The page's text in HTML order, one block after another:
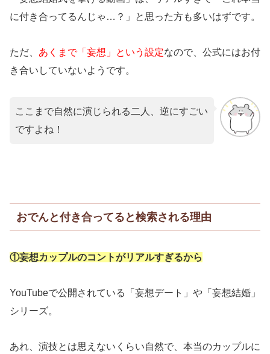
に付き合ってるんじゃ…？」と思った方も多いはずです。
ただ、 あくまで「妄想」という設定なので、公式にはお付
き合いしていないようです。
ここまで自然に演じられる二人、逆にすごい
ですよね！
おでんと付き合ってると検索される理由
①妄想カップルのコントがリアルすぎるから
YouTubeで公開されている「妄想デート」や「妄想結婚」
シリーズ。
あれ、演技とは思えないくらい自然で、本当のカップルに